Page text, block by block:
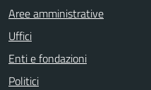
Aree amministrative
Uffici
Enti e fondazioni
Politici